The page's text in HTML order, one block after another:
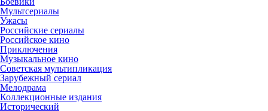
Мультсериалы
Ужасы
Российские сериалы
Российское кино
Приключения
Музыкальное кино
Советская мультипликация
Зарубежный сериал
Мелодрама
Коллекционные издания
Исторический